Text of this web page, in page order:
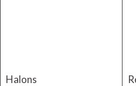
Halons